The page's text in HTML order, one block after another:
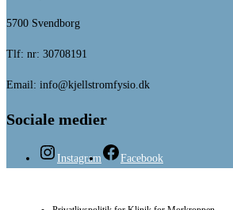
5700 Svendborg
Tlf: nr: 30708191
Email: info@kjellstromfysio.dk
Sociale medier
Instagram Facebook